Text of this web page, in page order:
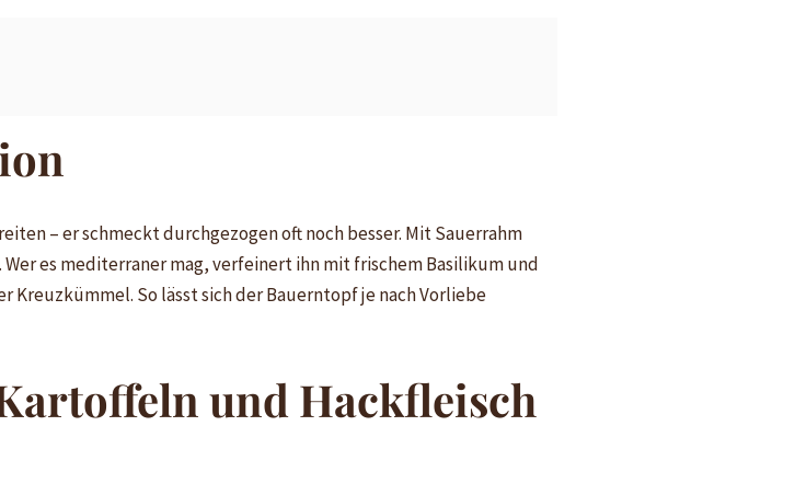
– er schmeckt durchgezogen oft noch besser. Mit Sauerrahm
es mediterraner mag, verfeinert ihn mit frischem Basilikum und
Kreuzkümmel. So lässt sich der Bauerntopf je nach Vorliebe
und Hackfleisch